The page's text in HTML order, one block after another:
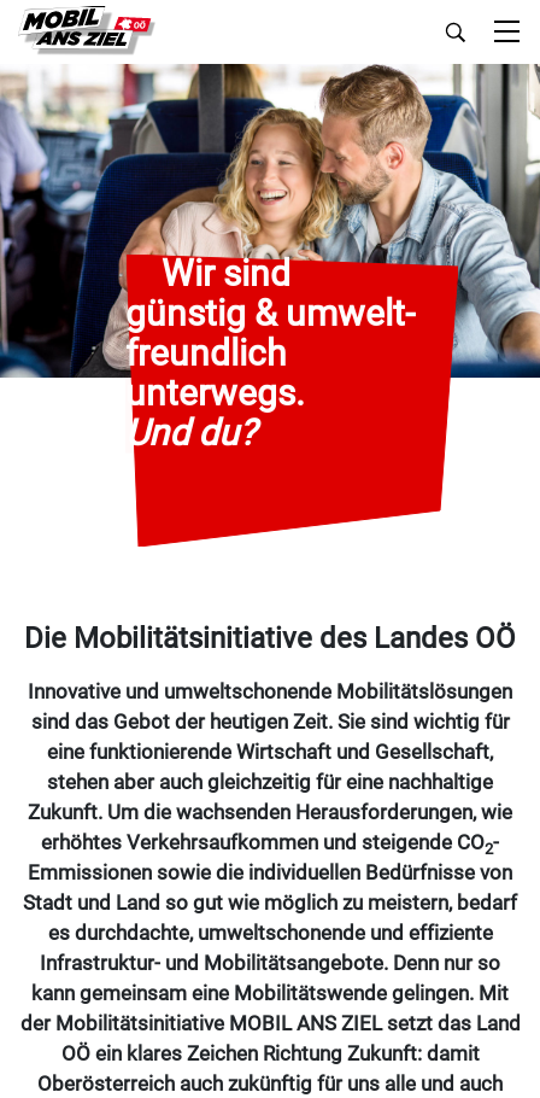
Die Mobilitätsinitiative des
Wir sind
günstig & umwelt-
freundlich
unterwegs.
Und du?
Die Mobilitätsinitiative des Landes OÖ
Innovative und umweltschonende Mobilitätslösungen
sind das Gebot der heutigen Zeit. Sie sind wichtig für
eine funktionierende Wirtschaft und Gesellschaft,
stehen aber auch gleichzeitig für eine nachhaltige
Zukunft. Um die wachsenden Herausforderungen, wie
erhöhtes Verkehrsaufkommen und steigende CO2-
Emmissionen sowie die individuellen Bedürfnisse von
Stadt und Land so gut wie möglich zu meistern, bedarf
es durchdachte, umweltschonende und effiziente
Infrastruktur- und Mobilitätsangebote. Denn nur so
kann gemeinsam eine Mobilitätswende gelingen. Mit
der Mobilitätsinitiative MOBIL ANS ZIEL setzt das Land
OÖ ein klares Zeichen Richtung Zukunft: damit
Oberösterreich auch zukünftig für uns alle und auch